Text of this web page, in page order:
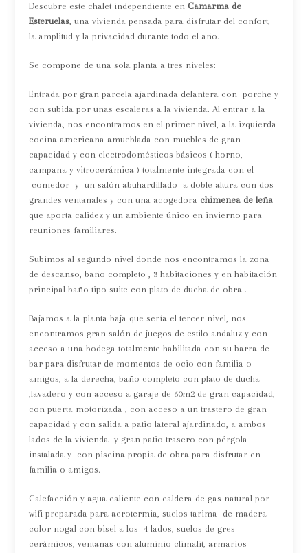
Descubre este chalet independiente en Camarma de
Esteruelas, una vivienda pensada para disfrutar del confort,
la amplitud y la privacidad durante todo el año.
Se compone de una sola planta a tres niveles:
Entrada por gran parcela ajardinada delantera con porche y
con subida por unas escaleras a la vivienda. Al entrar a la
vivienda, nos encontramos en el primer nivel, a la izquierda
cocina americana amueblada con muebles de gran
capacidad y con electrodomésticos básicos ( horno,
campana y vitrocerámica ) totalmente integrada con el
comedor y un salón abuhardillado a doble altura con dos
grandes ventanales y con una acogedora chimenea de leña
que aporta calidez y un ambiente único en invierno para
reuniones familiares.
Subimos al segundo nivel donde nos encontramos la zona
de descanso, baño completo , 3 habitaciones y en habitación
principal baño tipo suite con plato de ducha de obra .
Bajamos a la planta baja que sería el tercer nivel, nos
encontramos gran salón de juegos de estilo andaluz y con
acceso a una bodega totalmente habilitada con su barra de
bar para disfrutar de momentos de ocio con familia o
amigos, a la derecha, baño completo con plato de ducha
,lavadero y con acceso a garaje de 60m2 de gran capacidad,
con puerta motorizada , con acceso a un trastero de gran
capacidad y con salida a patio lateral ajardinado, a ambos
lados de la vivienda y gran patio trasero con pérgola
instalada y con piscina propia de obra para disfrutar en
familia o amigos.
Calefacción y agua caliente con caldera de gas natural por
wifi preparada para aerotermia, suelos tarima de madera
color nogal con bisel a los 4 lados, suelos de gres
cerámicos, ventanas con aluminio climalit, armarios